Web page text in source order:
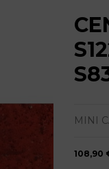
MINI
108,90